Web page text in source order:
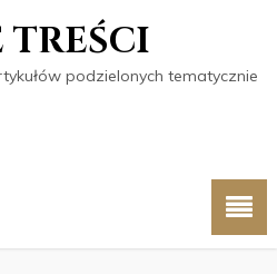
TREŚCI
podzielonych tematycznie